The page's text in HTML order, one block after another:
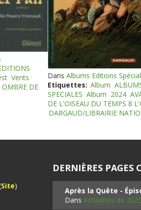
Vents
DE
Dans Albums Editions
Etiquettes: Album
SPECIALES Album 2024
DE L'OISEAU DU TEMPS 8
DARGAUD/LIBRAIRIE
Site)
DERNIÈRES PAGES
Après la Quête -
Dans Actualités de 2025